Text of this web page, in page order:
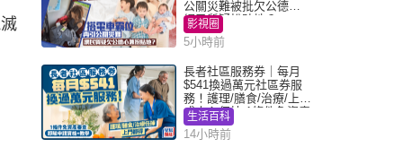
公關災難被批欠公德心
網民質疑扮貼地？
影視圈
5小時前
長者社區服務券｜每月
$541換過萬元社區券服
務！護理/膳食/治療/上門
或中心任揀 1條件免資產
審查（附申請資格及教
學）
生活百科
14小時前